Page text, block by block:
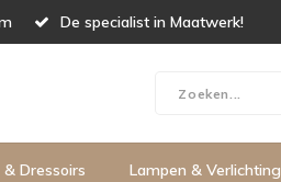
De specialist in Maatwerk!
Dressoirs Lampen & Verlichting